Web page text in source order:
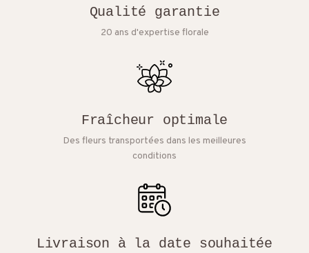
Qualité garantie
20 ans d'expertise florale
Fraîcheur optimale
Des fleurs transportées dans les meilleures
conditions
Livraison à la date souhaitée